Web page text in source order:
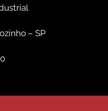
– SP